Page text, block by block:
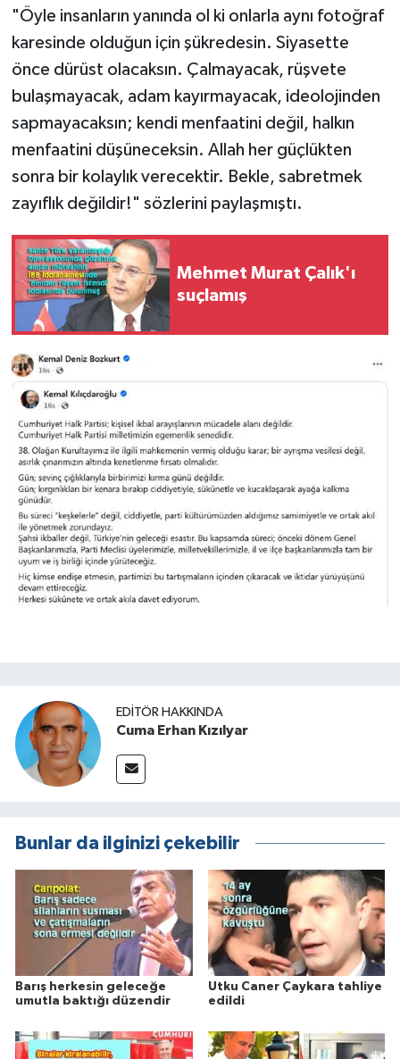
"Öyle insanların yanında ol ki onlarla aynı fotoğraf
karesinde olduğun için şükredesin. Siyasette
önce dürüst olacaksın. Çalmayacak, rüşvete
bulaşmayacak, adam kayırmayacak, ideolojinden
sapmayacaksın; kendi menfaatini değil, halkın
menfaatini düşüneceksin. Allah her güçlükten
sonra bir kolaylık verecektir. Bekle, sabretmek
zayıflık değildir!" sözlerini paylaşmıştı.
Mehmet Murat Çalık'ı
suçlamış
EDITÖR HAKKINDA
Cuma Erhan Kızılyar
Bunlar da ilginizi çekebilir
Barış herkesin geleceğe
umutla baktığı düzendir
Utku Caner Çaykara tahliye
edildi